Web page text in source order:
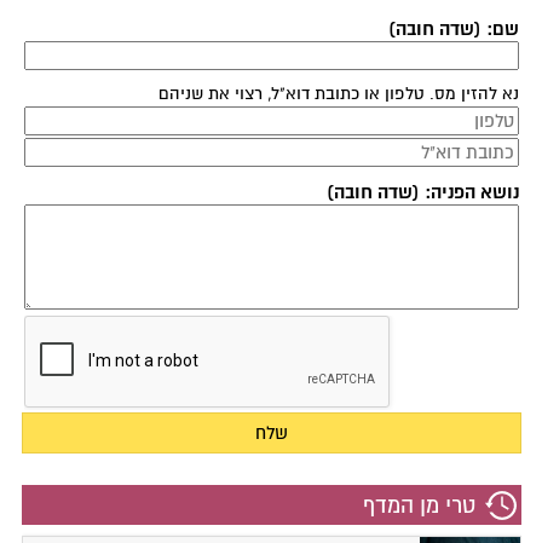
שם: (שדה חובה)
נא להזין מס. טלפון או כתובת דוא"ל, רצוי את שניהם
נושא הפניה: (שדה חובה)
טרי מן המדף